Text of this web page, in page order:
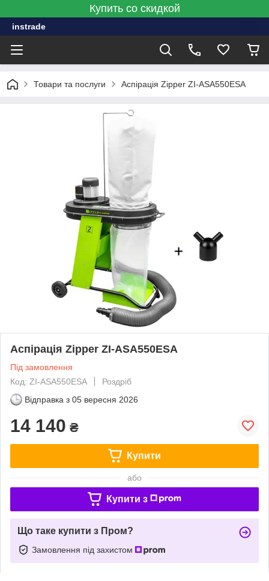
Купить со скидкой
instrade
Товари та послуги Аспірація Zipper ZI-ASA550ESA
Аспірація Zipper ZI-ASA550ESA
Під замовлення
Код: ZI-ASA550ESA
Роздріб
Відправка з 05 вересня 2026
14 140 ₴
Купити
або
Купити з
Що таке купити з Пром?
Замовлення під захистом